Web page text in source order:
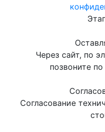
Через сайт, по
позвоните
Согласование